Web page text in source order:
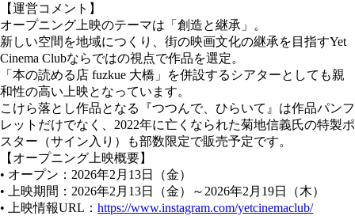
【運営コメント】
オープニング上映のテーマは「創造と継承」。
新しい空間を地域につくり、街の映画文化の継承を目指すYet
Cinema Clubならではの視点で作品を選定。
「本の読める店 fuzkue 大橋」を併設するシアターとしても親
和性の高い上映となっています。
こけら落とし作品となる『つつんで、ひらいて』は作品パンフ
レットだけでなく、2022年に亡くなられた菊地信義氏の特製ポ
スター（サイン入り）も部数限定で販売予定です。
【オープニング上映概要】
• オープン：2026年2月13日（金）
• 上映期間：2026年2月13日（金）～2026年2月19日（木）
• 上映情報URL： https://www.instagram.com/yetcinemaclub/